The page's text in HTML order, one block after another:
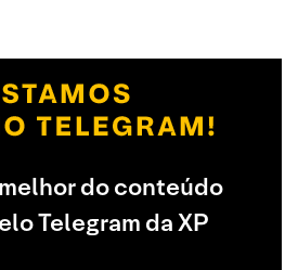
do conteúdo
Telegram da XP